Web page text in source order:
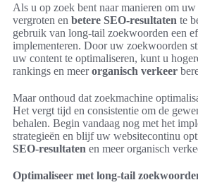
Als u op zoek bent naar manieren om
vergroten en betere SEO-resultaten te
gebruik van long-tail zoekwoorden een
implementeren. Door uw zoekwoorden
uw content te optimaliseren, kunt u
rankings en meerorganisch verkeer
Maar onthoud dat zoekmachine
Het vergt tijd en consistentie om de
behalen. Begin vandaag nog met het
strategieën en blijf uw websitecontinu
SEO-resultaten en meer organisch
Optimaliseer met long-tail